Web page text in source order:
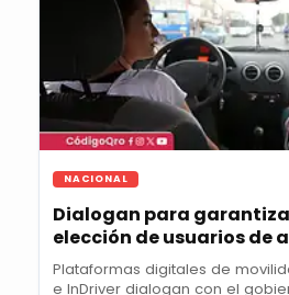
NACIONAL
Dialogan para
elección de usuarios de
Plataformas digitales de
e InDriver dialogan con el